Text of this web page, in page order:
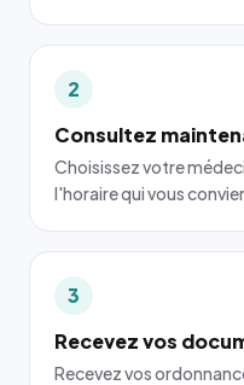
2
Consultez
Choisissez votre
l'horaire qui vous
3
Recevez vos
Recevez vos